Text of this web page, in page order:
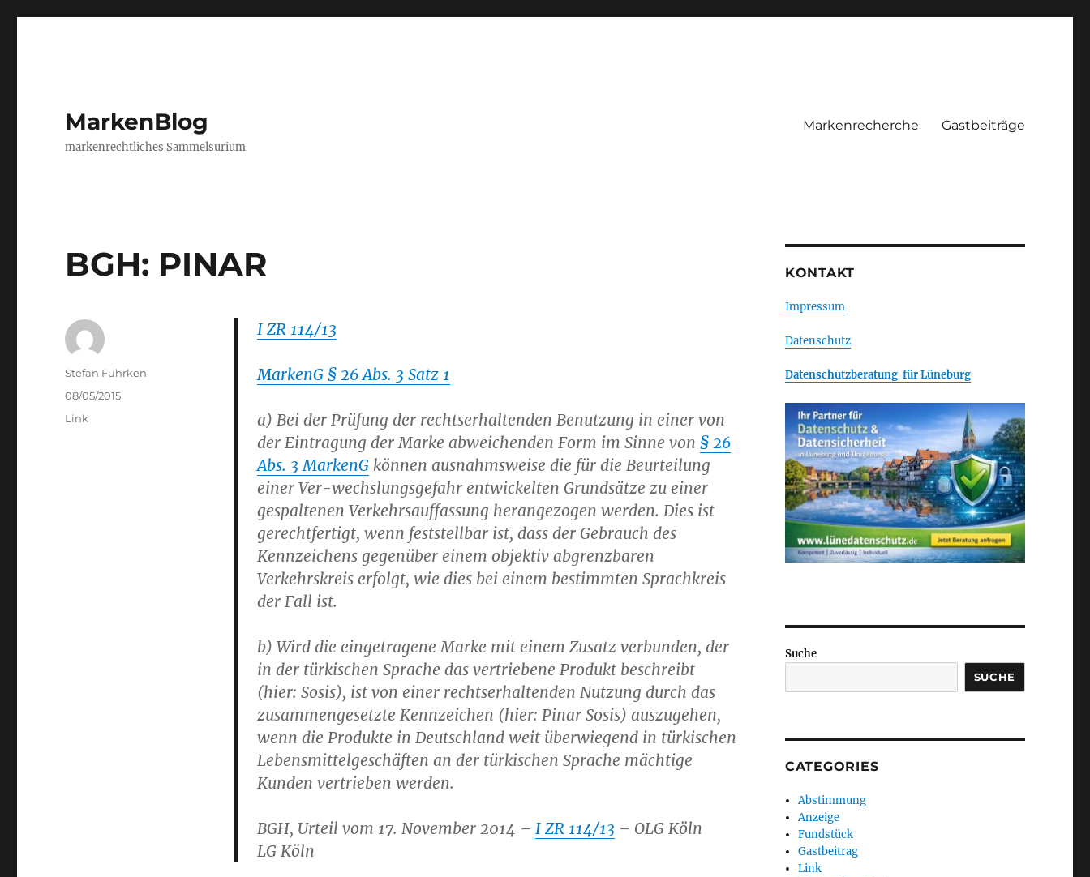
MarkenBlog
markenrechtliches Sammelsurium
Markenrecherche Gastbeiträge
BGH: PINAR
I ZR 114/13
MarkenG § 26 Abs. 3 Satz 1
a) Bei der Prüfung der rechtserhaltenden Benutzung in einer von
der Eintragung der Marke abweichenden Form im Sinne von § 26
Abs. 3 MarkenG können ausnahmsweise die für die Beurteilung
einer Ver-wechslungsgefahr entwickelten Grundsätze zu einer
gespaltenen Verkehrsauffassung herangezogen werden. Dies ist
gerechtfertigt, wenn feststellbar ist, dass der Gebrauch des
Kennzeichens gegenüber einem objektiv abgrenzbaren
Verkehrskreis erfolgt, wie dies bei einem bestimmten Sprachkreis
der Fall ist.
b) Wird die eingetragene Marke mit einem Zusatz verbunden, der
in der türkischen Sprache das vertriebene Produkt beschreibt
(hier: Sosis), ist von einer rechtserhaltenden Nutzung durch das
zusammengesetzte Kennzeichen (hier: Pinar Sosis) auszugehen,
wenn die Produkte in Deutschland weit überwiegend in türkischen
Lebensmittelgeschäften an der türkischen Sprache mächtige
Kunden vertrieben werden.
BGH, Urteil vom 17. November 2014 – I ZR 114/13 – OLG Köln
LG Köln
Author
Stefan Fuhrken
Posted
on
08/05/2015
Categories
Link
KONTAKT
Impressum
Datenschutz
Datenschutzberatung für Lüneburg
Suche
SUCHE
CATEGORIES
Abstimmung
Anzeige
Fundstück
Gastbeitrag
Link